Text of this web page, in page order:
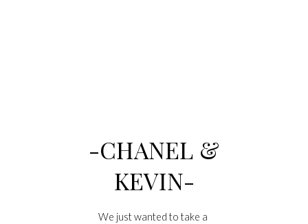
-CHANEL &
KEVIN-
We just wanted to take a